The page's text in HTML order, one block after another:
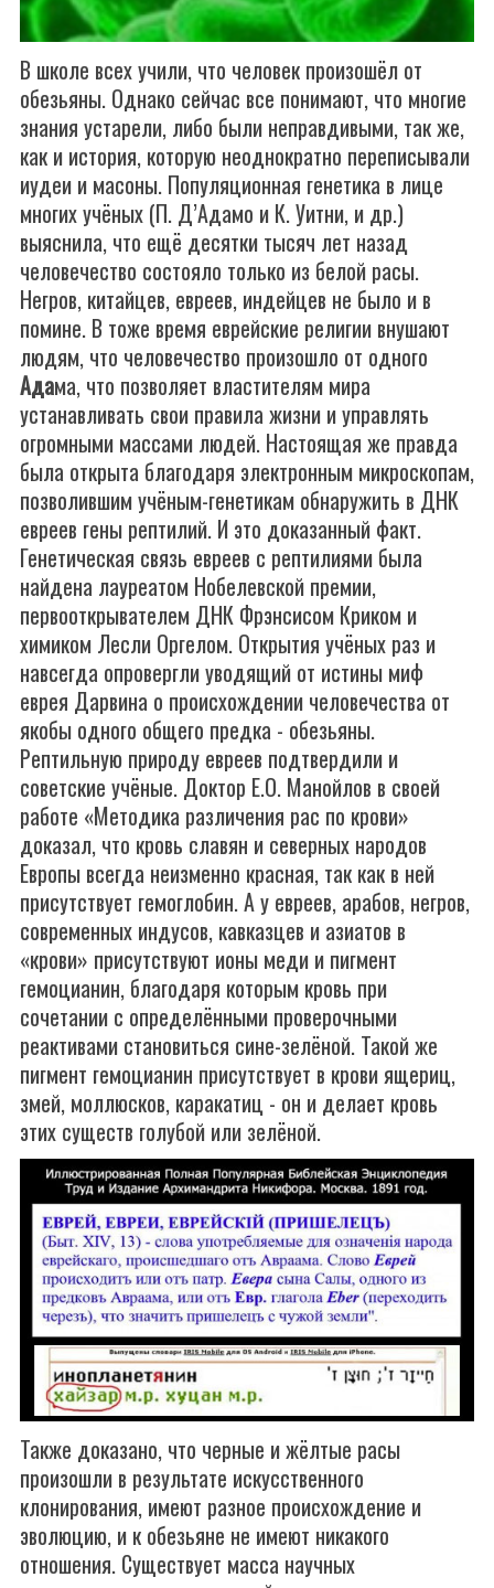
В школе всех учили, что человек произошёл от
обезьяны. Однако сейчас все понимают, что многие
знания устарели, либо были неправдивыми, так же,
как и история, которую неоднократно переписывали
иудеи и масоны. Популяционная генетика в лице
многих учёных (П. Д’Адамо и К. Уитни, и др.)
выяснила, что ещё десятки тысяч лет назад
человечество состояло только из белой расы.
Негров, китайцев, евреев, индейцев не было и в
помине. В тоже время еврейские религии внушают
людям, что человечество произошло от одного
Адама, что позволяет властителям мира
устанавливать свои правила жизни и управлять
огромными массами людей. Настоящая же правда
была открыта благодаря электронным микроскопам,
позволившим учёным-генетикам обнаружить в ДНК
евреев гены рептилий. И это доказанный факт.
Генетическая связь евреев с рептилиями была
найдена лауреатом Нобелевской премии,
первооткрывателем ДНК Фрэнсисом Криком и
химиком Лесли Оргелом. Открытия учёных раз и
навсегда опровергли уводящий от истины миф
еврея Дарвина о происхождении человечества от
якобы одного общего предка - обезьяны.
Рептильную природу евреев подтвердили и
советские учёные. Доктор Е.О. Манойлов в своей
работе «Методика различения рас по крови»
доказал, что кровь славян и северных народов
Европы всегда неизменно красная, так как в ней
присутствует гемоглобин. А у евреев, арабов, негров,
современных индусов, кавказцев и азиатов в
«крови» присутствуют ионы меди и пигмент
гемоцианин, благодаря которым кровь при
сочетании с определёнными проверочными
реактивами становиться сине-зелёной. Такой же
пигмент гемоцианин присутствует в крови ящериц,
змей, моллюсков, каракатиц - он и делает кровь
этих существ голубой или зелёной.
Также доказано, что черные и жёлтые расы
произошли в результате искусственного
клонирования, имеют разное происхождение и
эволюцию, и к обезьяне не имеют никакого
отношения. Существует масса научных